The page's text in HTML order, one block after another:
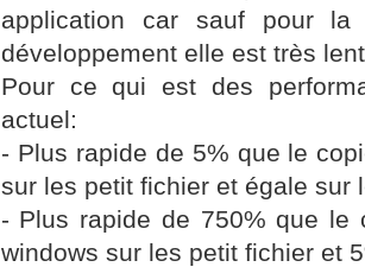
application car sauf pour
développement elle est très
Pour ce qui est des
actuel:
- Plus rapide de 5% que le
sur les petit fichier et égale sur
- Plus rapide de 750% que le
windows sur les petit fichier et